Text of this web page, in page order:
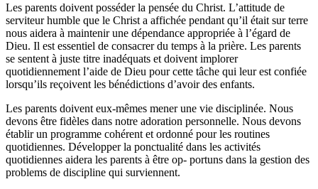
Les parents doivent posséder la pensée du Christ. L’attitude de
serviteur humble que le Christ a affichée pendant qu’il était sur terre
nous aidera à maintenir une dépendance appropriée à l’égard de
Dieu. Il est essentiel de consacrer du temps à la prière. Les parents
se sentent à juste titre inadéquats et doivent implorer
quotidiennement l’aide de Dieu pour cette tâche qui leur est confiée
lorsqu’ils reçoivent les bénédictions d’avoir des enfants.
Les parents doivent eux-mêmes mener une vie disciplinée. Nous
devons être fidèles dans notre adoration personnelle. Nous devons
établir un programme cohérent et ordonné pour les routines
quotidiennes. Développer la ponctualité dans les activités
quotidiennes aidera les parents à être op- portuns dans la gestion des
problems de discipline qui surviennent.